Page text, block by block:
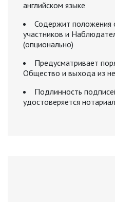
английском языке
Содержит
участников и
(опционально)
Предусматривает
Общество и выхода из
Подлинность
удостоверяется